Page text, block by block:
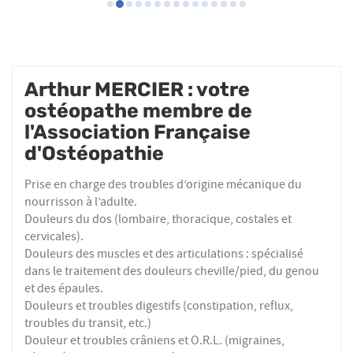
Arthur MERCIER : votre
ostéopathe membre de
l'Association Française
d'Ostéopathie
Prise en charge des troubles d’origine mécanique du
nourrisson à l’adulte.
Douleurs du dos (lombaire, thoracique, costales et
cervicales).
Douleurs des muscles et des articulations : spécialisé
dans le traitement des douleurs cheville/pied, du genou
et des épaules.
Douleurs et troubles digestifs (constipation, reflux,
troubles du transit, etc.)
Douleur et troubles crâniens et O.R.L. (migraines,